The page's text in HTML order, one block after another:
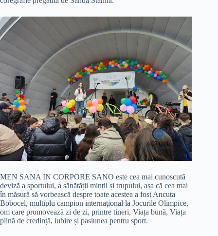
MEN SANA IN CORPORE SANO este cea mai cunoscută
deviză a sportului, a sănătății minții și trupului, așa că cea mai
în măsură să vorbească despre toate acestea a fost Ancuța
Bobocel, multiplu campion internațional la Jocurile Olimpice,
om care promovează zi de zi, printre tineri, Viața bună, Viața
plină de credință, iubire și pasiunea pentru sport.